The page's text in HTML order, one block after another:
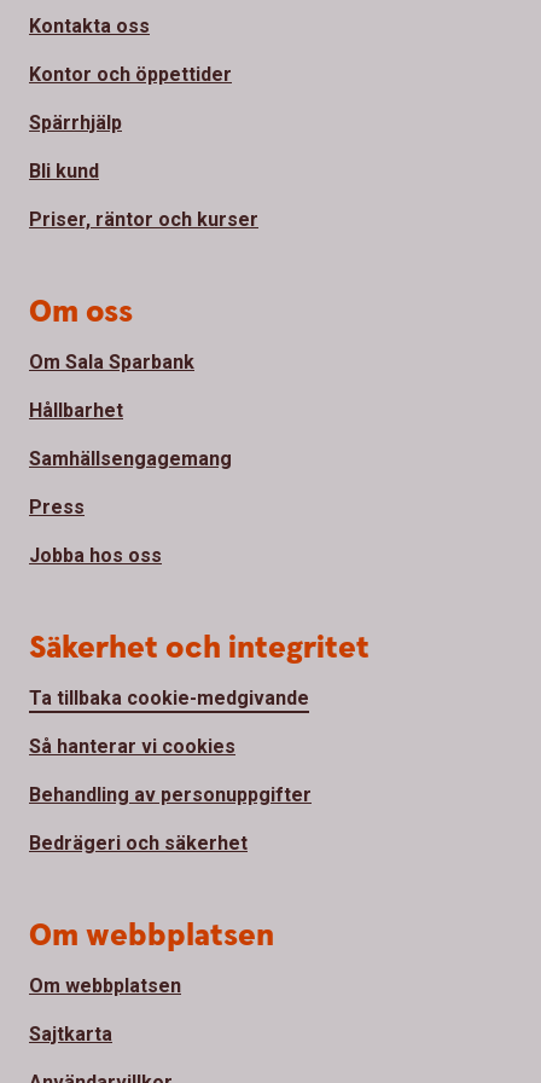
Kontakta oss
Kontor och öppettider
Spärrhjälp
Bli kund
Priser, räntor och kurser
Om oss
Om Sala Sparbank
Hållbarhet
Samhällsengagemang
Press
Jobba hos oss
Säkerhet och integritet
Ta tillbaka cookie-medgivande
Så hanterar vi cookies
Behandling av personuppgifter
Bedrägeri och säkerhet
Om webbplatsen
Om webbplatsen
Sajtkarta